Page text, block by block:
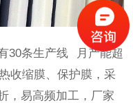
30条生产线 月产能超
收缩膜、保护膜，采
，易高频加工，厂家